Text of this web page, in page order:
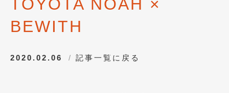
2025年10月 (1)
2025年8月(2)
2024年8月(1)
TOYOTA NOAH ×
BEWITH
2020.02.06 記事一覧に戻る